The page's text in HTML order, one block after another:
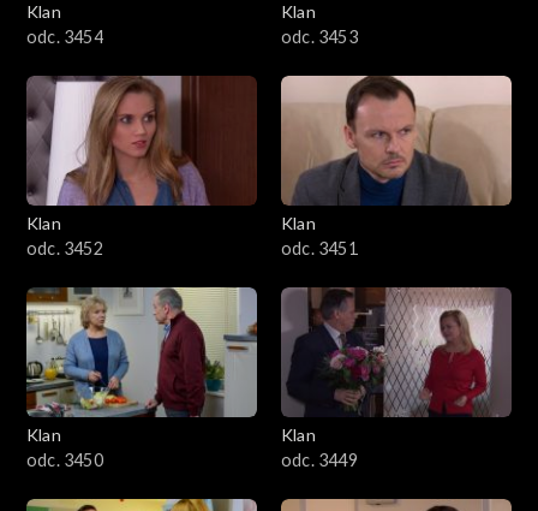
Klan
odc. 3454
Klan
odc. 3453
Klan
odc. 3452
Klan
odc. 3451
Klan
odc. 3450
Klan
odc. 3449